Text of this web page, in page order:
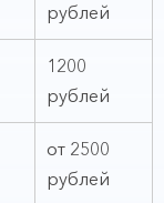
рублей
1200
рублей
от 2500
рублей